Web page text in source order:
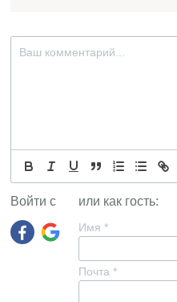
Войти с или как гость:
Имя *
Почта *